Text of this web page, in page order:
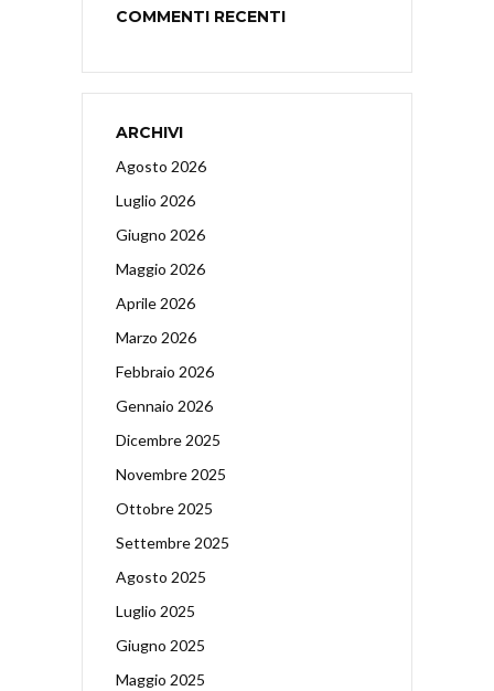
COMMENTI RECENTI
ARCHIVI
Agosto 2026
Luglio 2026
Giugno 2026
Maggio 2026
Aprile 2026
Marzo 2026
Febbraio 2026
Gennaio 2026
Dicembre 2025
Novembre 2025
Ottobre 2025
Settembre 2025
Agosto 2025
Luglio 2025
Giugno 2025
Maggio 2025